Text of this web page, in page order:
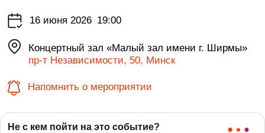
16 июня 2026 19:00
Концертный зал «Малый зал имени г. Ширмы»
пр-т Независимости, 50, Минск
Напомнить о мероприятии